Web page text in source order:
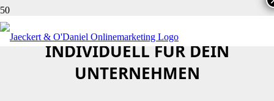
SEO-WORKSHOP: ONLINE UND
INDIVIDUELL FÜR DEIN
UNTERNEHMEN